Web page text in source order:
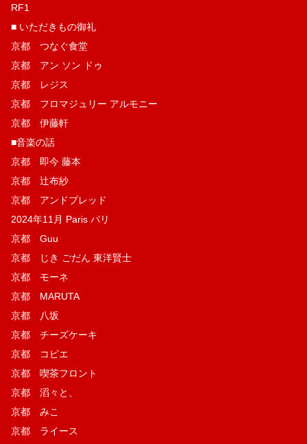
RF1
■ いただきもの御礼
京都 つなぐ食堂
京都 アン ソン ドゥ
京都 レジス
京都 フロマジュリー アルモニー
京都 伊藤軒
■音楽の話
京都 即今 藤本
京都 辻布紗
京都 アンドブレッド
2024年11月 Paris パリ
京都 Guu
京都 じき ごだん 東洋賢士
京都 モーネ
京都 MARUTA
京都 八坂
京都 チーズケーキ
京都 コピエ
京都 喫茶フロント
京都 滔々と、
京都 みこ
京都 ライース